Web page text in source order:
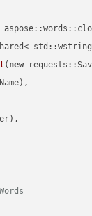
( new